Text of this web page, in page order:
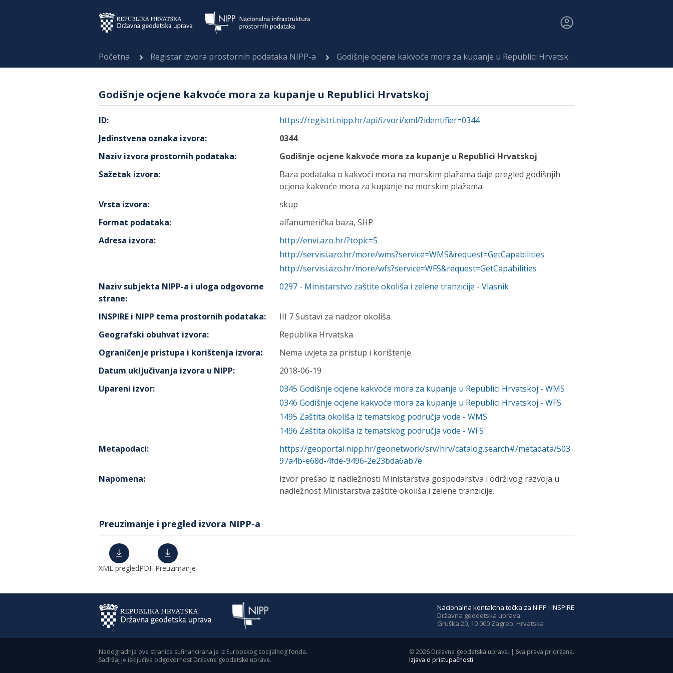
Početna Registar izvora prostornih podataka NIPP-a Godišnje ocjene kakvoće mora za kupanje u Republici Hrvatskoj
Godišnje ocjene kakvoće mora za kupanje u Republici Hrvatskoj
ID:
https://registri.nipp.hr/api/izvori/xml/?identifier=0344
Jedinstvena oznaka izvora:
0344
Naziv izvora prostornih podataka:
Godišnje ocjene kakvoće mora za kupanje u Republici Hrvatskoj
Sažetak izvora:
Baza podataka o kakvoći mora na morskim plažama daje pregled godišnjih
ocjena kakvoće mora za kupanje na morskim plažama.
Vrsta izvora:
skup
Format podataka:
alfanumerička baza, SHP
Adresa izvora:
http://envi.azo.hr/?topic=5
http://servisi.azo.hr/more/wms?service=WMS&request=GetCapabilities
http://servisi.azo.hr/more/wfs?service=WFS&request=GetCapabilities
Naziv subjekta NIPP-a i uloga odgovorne
strane:
0297 - Ministarstvo zaštite okoliša i zelene tranzicije - Vlasnik
INSPIRE i NIPP tema prostornih podataka:
III 7 Sustavi za nadzor okoliša
Geografski obuhvat izvora:
Republika Hrvatska
Ograničenje pristupa i korištenja izvora:
Nema uvjeta za pristup i korištenje
Datum uključivanja izvora u NIPP:
2018-06-19
Upareni izvor: 0345 Godišnje ocjene kakvoće mora za kupanje u Republici Hrvatskoj - WMS
0346 Godišnje ocjene kakvoće mora za kupanje u Republici Hrvatskoj - WFS
1495 Zaštita okoliša iz tematskog područja vode - WMS
1496 Zaštita okoliša iz tematskog područja vode - WFS
Metapodaci:
https://geoportal.nipp.hr/geonetwork/srv/hrv/catalog.search#/metadata/503
97a4b-e68d-4fde-9496-2e23bda6ab7e
Napomena:
Izvor prešao iz nadležnosti Ministarstva gospodarstva i održivog razvoja u
nadležnost Ministarstva zaštite okoliša i zelene tranzicije.
Preuzimanje i pregled izvora NIPP-a
XML pregledPDF Preuzimanje
Nacionalna kontaktna točka za NIPP i INSPIRE
Državna geodetska uprava
Gruška 20, 10 000 Zagreb, Hrvatska
Nadogradnja ove stranice sufinancirana je iz Europskog socijalnog fonda.
Sadržaj je isključiva odgovornost Državne geodetske uprave.
©2026 Državna geodetska uprava. | Sva prava pridržana.
Izjava o pristupačnosti